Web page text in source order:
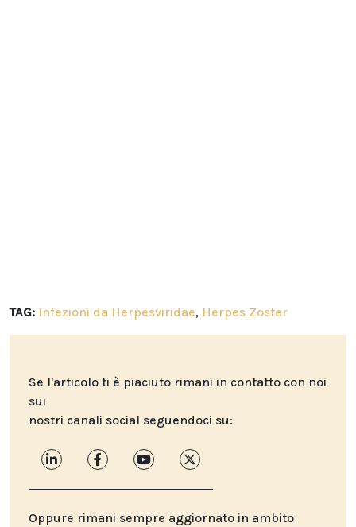
TAG: Infezioni da Herpesviridae, Herpes Zoster
Se l'articolo ti è piaciuto rimani in contatto con noi
sui
nostri canali social seguendoci su:
Oppure rimani sempre aggiornato in ambito